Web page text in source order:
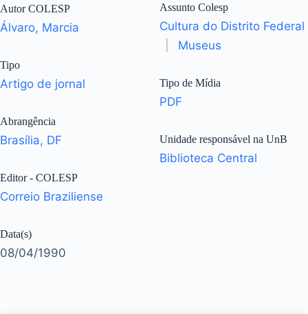
Autor COLESP
Álvaro, Marcia
Tipo
Artigo de jornal
Abrangência
Brasília, DF
Editor - COLESP
Correio Braziliense
Data(s)
08/04/1990
Assunto Colesp
Cultura do Distrito Federal
Museus
Tipo de Mídia
PDF
Unidade responsável na UnB
Biblioteca Central